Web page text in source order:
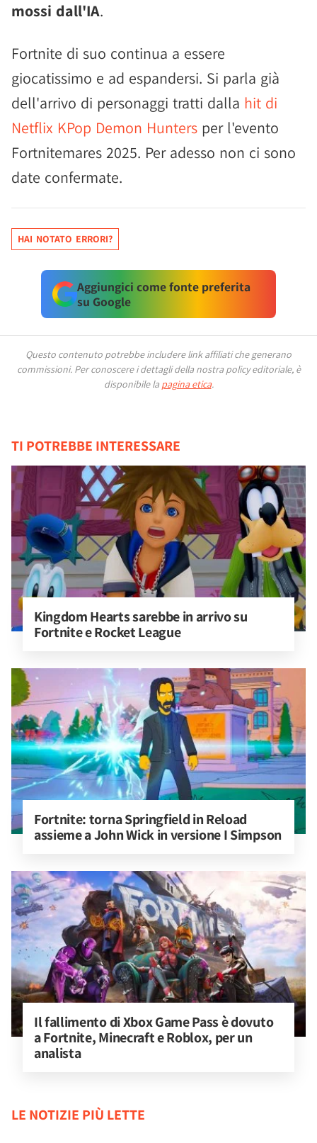
mossi dall'IA.
Fortnite di suo continua a essere
giocatissimo e ad espandersi. Si parla già
dell'arrivo di personaggi tratti dalla hit di
Netflix KPop Demon Hunters per l'evento
Fortnitemares 2025. Per adesso non ci sono
date confermate.
HAI NOTATO ERRORI?
Aggiungici come fonte preferita
su Google
Questo contenuto potrebbe includere link affiliati che generano
commissioni. Per conoscere i dettagli della nostra policy editoriale, è
disponibile la pagina etica.
TI POTREBBE INTERESSARE
Kingdom Hearts sarebbe in arrivo su
Fortnite e Rocket League
Fortnite: torna Springfield in Reload
assieme a John Wick in versione I Simpson
Il fallimento di Xbox Game Pass è dovuto
a Fortnite, Minecraft e Roblox, per un
analista
LE NOTIZIE PIÙ LETTE